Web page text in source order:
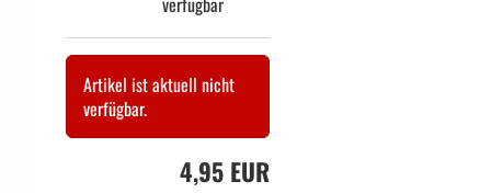
Artikel ist aktuell nicht
verfügbar.
4,95 EUR